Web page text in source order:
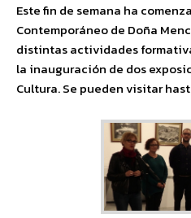
Este fin de semana ha
Contemporáneo de Doña
distintas actividades
la inauguración de dos
Cultura. Se pueden visitar